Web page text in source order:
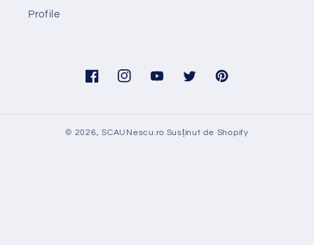
Profile
FacebookInstagramYouTubeTwitter Pinterest
© 2026,SCAUNescu.ro Susținut de Shopify